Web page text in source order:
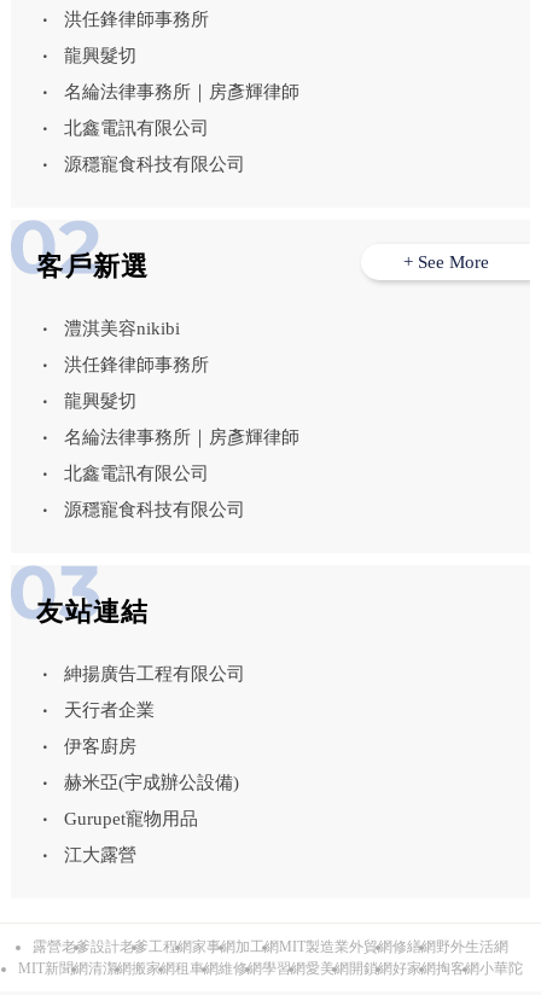
洪任鋒律師事務所
龍興髮切
名綸法律事務所｜房彥輝律師
北鑫電訊有限公司
源穩寵食科技有限公司
客戶新選
澧淇美容nikibi
洪任鋒律師事務所
龍興髮切
名綸法律事務所｜房彥輝律師
北鑫電訊有限公司
源穩寵食科技有限公司
+ See More
友站連結
紳揚廣告工程有限公司
天行者企業
伊客廚房
赫米亞(宇成辦公設備)
Gurupet寵物用品
江大露營
露營老爹設計老爹工程網家事網 加工網 MIT製造業外貿網修繕網 野外生活網
MIT新聞網清潔網搬家網租車網維修網學習網愛美網 開鎖網好家網掏客網小華陀